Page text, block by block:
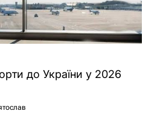
до України у 2026